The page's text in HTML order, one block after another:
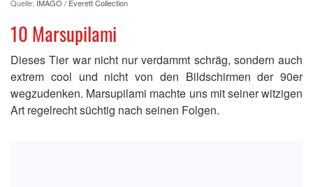
Quelle: IMAGO / Everett Collection
10 Marsupilami
Dieses Tier war nicht nur verdammt schräg, sondern auch
extrem cool und nicht von den Bildschirmen der 90er
wegzudenken. Marsupilami machte uns mit seiner witzigen
Art regelrecht süchtig nach seinen Folgen.